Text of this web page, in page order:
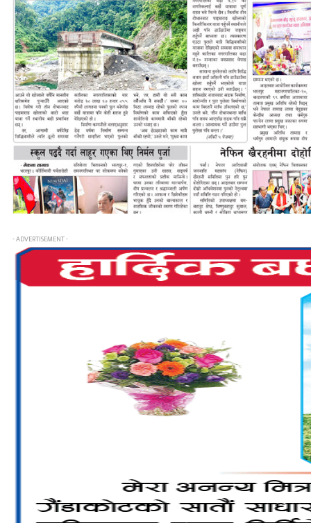
- ADVERTISEMENT -